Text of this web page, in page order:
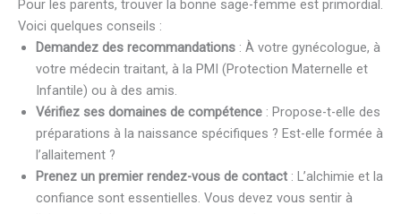
Pour les parents, trouver la bonne sage-femme est primordial.
Voici quelques conseils :
Demandez des recommandations : À votre gynécologue, à
votre médecin traitant, à la PMI (Protection Maternelle et
Infantile) ou à des amis.
Vérifiez ses domaines de compétence : Propose-t-elle des
préparations à la naissance spécifiques ? Est-elle formée à
l’allaitement ?
Prenez un premier rendez-vous de contact : L’alchimie et la
confiance sont essentielles. Vous devez vous sentir à